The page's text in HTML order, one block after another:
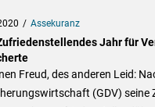
Assekuranz
Jahr für
Freud, des anderen Leid:
(GDV)